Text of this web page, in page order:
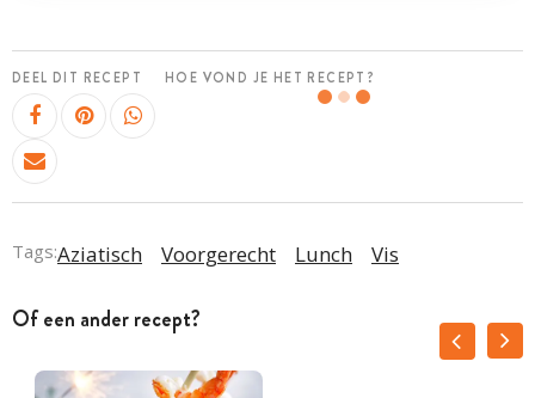
DEEL DIT RECEPT HOE VOND JE HET RECEPT?
Tags:Aziatisch Voorgerecht Lunch Vis
Of een ander recept?